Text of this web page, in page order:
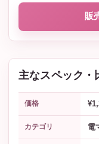
販
主なスペック・
価格
カテゴリ 電